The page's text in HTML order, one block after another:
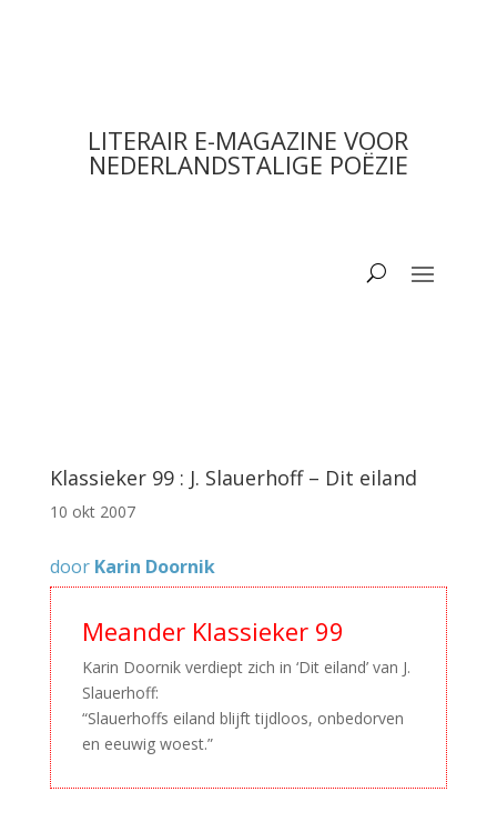
LITERAIR E-MAGAZINE VOOR
NEDERLANDSTALIGE POËZIE
Klassieker 99 : J. Slauerhoff – Dit eiland
10 okt 2007
door Karin Doornik
Meander Klassieker 99
Karin Doornik verdiept zich in ‘Dit eiland’ van J.
Slauerhoff:
“Slauerhoffs eiland blijft tijdloos, onbedorven
en eeuwig woest.”